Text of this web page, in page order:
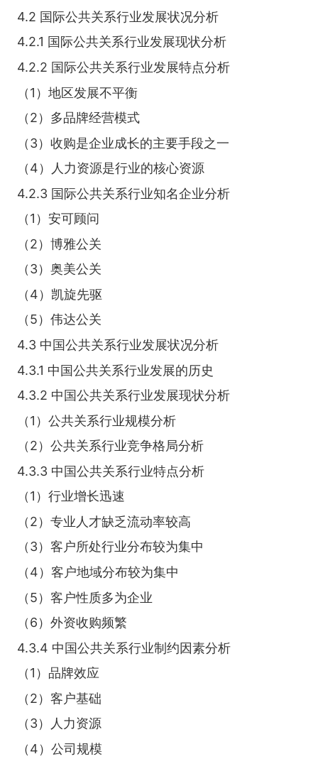
4.2 国际公共关系行业发展状况分析
4.2.1 国际公共关系行业发展现状分析
4.2.2 国际公共关系行业发展特点分析
（1）地区发展不平衡
（2）多品牌经营模式
（3）收购是企业成长的主要手段之一
（4）人力资源是行业的核心资源
4.2.3 国际公共关系行业知名企业分析
（1）安可顾问
（2）博雅公关
（3）奥美公关
（4）凯旋先驱
（5）伟达公关
4.3 中国公共关系行业发展状况分析
4.3.1 中国公共关系行业发展的历史
4.3.2 中国公共关系行业发展现状分析
（1）公共关系行业规模分析
（2）公共关系行业竞争格局分析
4.3.3 中国公共关系行业特点分析
（1）行业增长迅速
（2）专业人才缺乏流动率较高
（3）客户所处行业分布较为集中
（4）客户地域分布较为集中
（5）客户性质多为企业
（6）外资收购频繁
4.3.4 中国公共关系行业制约因素分析
（1）品牌效应
（2）客户基础
（3）人力资源
（4）公司规模